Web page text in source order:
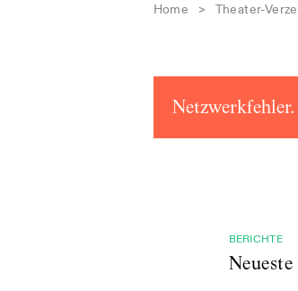
Home > Theater-
BERICHTE